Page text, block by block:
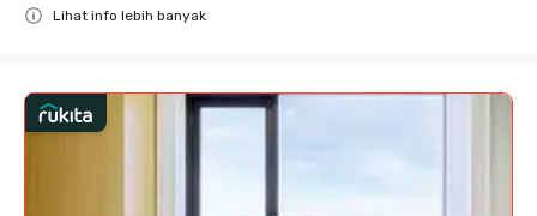
Lihat info lebih banyak